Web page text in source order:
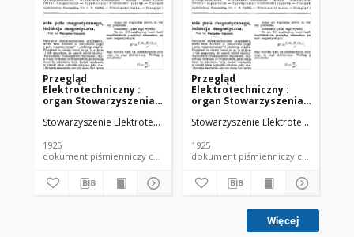
Przegląd
Elektrotechniczny :
organ Stowarzyszenia
Polskich R. VII z. 22
Stowarzyszenie Elektrotechników Polskich.
1925
dokument piśmienniczy czasopismo
Przegląd
Elektrotechniczny :
organ Stowarzyszenia
Polskich R. VII z. 23
Stowarzyszenie Elektrotechników
1925
dokument piśmienniczy czasopismo
Więcej